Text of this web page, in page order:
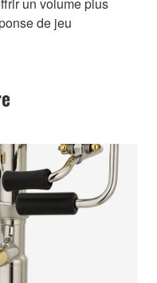
un volume plus
de jeu